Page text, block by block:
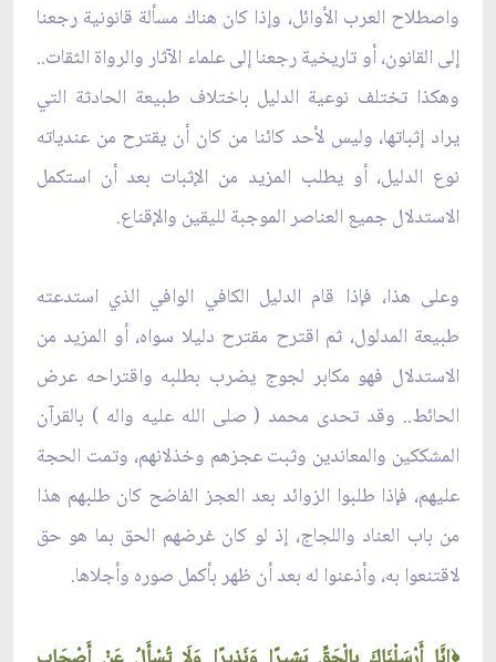
واصطلاح العرب الأوائل، وإذا كان هناك مسألة قانونية رجعنا
إلى القانون، أو تاريخية رجعنا إلى علماء الآثار والرواة الثقات..
وهكذا تختلف نوعية الدليل باختلاف طبيعة الحادثة التي
يراد إثباتها، وليس لأحد كائنا من كان أن يقترح من عندياته
نوع الدليل، أو يطلب المزيد من الإثبات بعد أن استكمل
الاستدلال جميع العناصر الموجبة لليقين والإقناع.
وعلى هذا، فإذا قام الدليل الكافي الوافي الذي استدعته
طبيعة المدلول، ثم اقترح مقترح دليلا سواه، أو المزيد من
الاستدلال فهو مكابر لجوج يضرب بطلبه واقتراحه عرض
الحائط.. وقد تحدى محمد ( صلى الله عليه واله ) بالقرآن
المشككين والمعاندين وثبت عجزهم وخذلانهم، وتمت الحجة
عليهم، فإذا طلبوا الزوائد بعد العجز الفاضح كان طلبهم هذا
من باب العناد واللجاج، إذ لو كان غرضهم الحق بما هو حق
لاقتنعوا به، وأذعنوا له بعد أن ظهر بأكمل صوره وأجلاها.
﴿